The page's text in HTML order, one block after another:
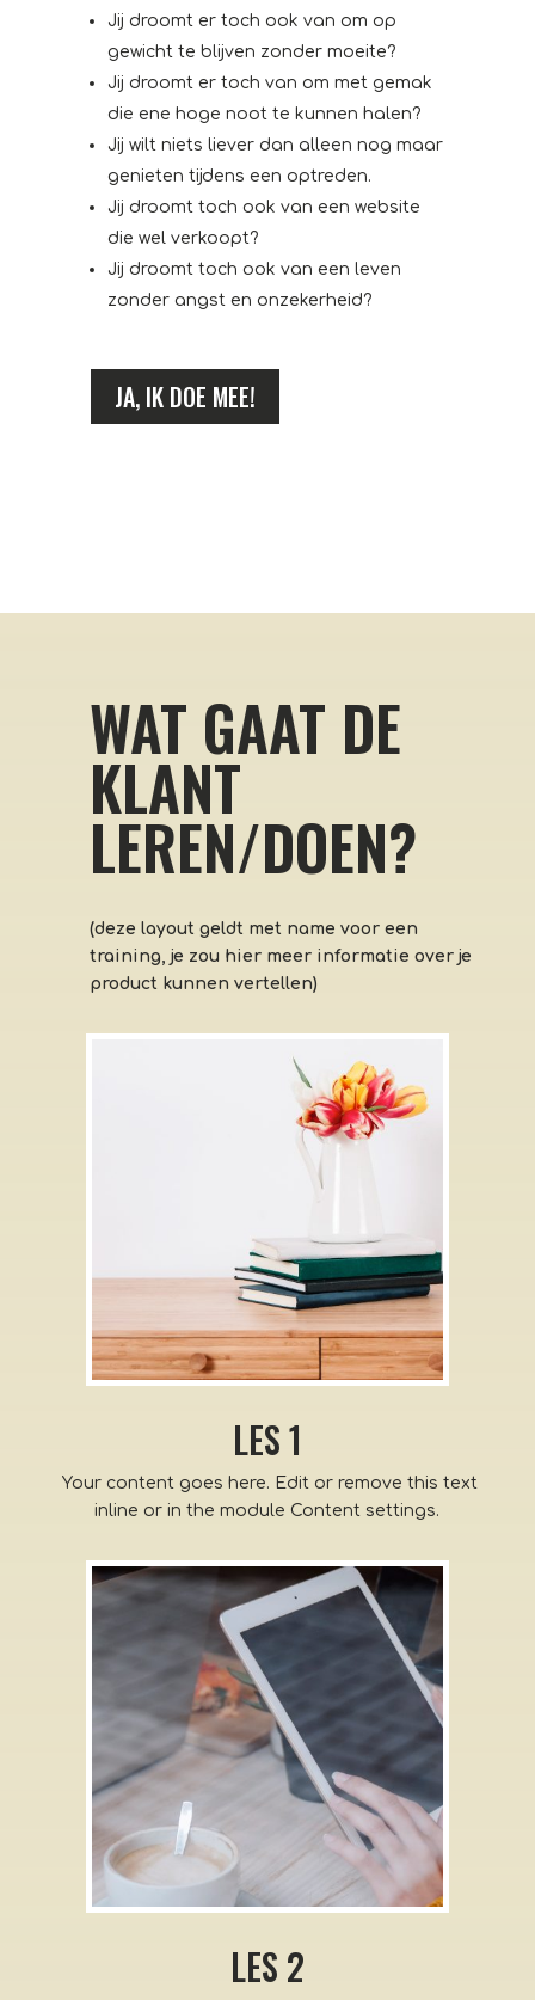
Jij droomt er toch ook van om op
gewicht te blijven zonder moeite?
Jij droomt er toch van om met gemak
die ene hoge noot te kunnen halen?
Jij wilt niets liever dan alleen nog maar
genieten tijdens een optreden.
Jij droomt toch ook van een website
die wel verkoopt?
Jij droomt toch ook van een leven
zonder angst en onzekerheid?
JA, IK DOE MEE!
WAT GAAT DE
KLANT
LEREN/DOEN?
(deze layout geldt met name voor een
training, je zou hier meer informatie over je
product kunnen vertellen)
LES 1
Your content goes here. Edit or remove this text
inline or in the module Content settings.
LES 2